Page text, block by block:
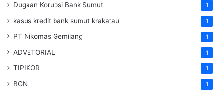
Dugaan Korupsi Bank Sumut 1
kasus kredit bank sumut krakatau 1
PT Nikomas Gemilang 1
ADVETORIAL 1
TIPIKOR 1
BGN 1